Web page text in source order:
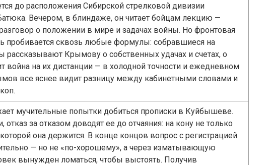
до расположения Сибирской стрелковой дивизии
Вечером, в блиндаже, он читает бойцам лекцию —
о положении в мире и задачах войны. Но фронтовая
пробивается сквозь любые формулы: собравшиеся на
рассказывают Крымову о собственных удачах и счетах, о
война на их дистанции — в холодной точности и ежедневном
все яснее видит разницу между кабинетными словами и
мучительные попытки добиться прописки в Куйбышеве.
отказ за отказом доводят ее до отчаяния: на кону не только
она держится. В конце концов вопрос с регистрацией
— но не «по-хорошему», а через изматывающую
вынужден ломаться, чтобы выстоять. Получив